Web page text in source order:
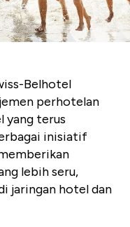
Belhotel
perhotelan
yang terus
inisiatif
lebih seru,
jaringan hotel dan